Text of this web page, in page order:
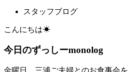
スタッフブログ
こんにちは☀
今日のずっしーmonolog